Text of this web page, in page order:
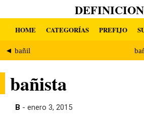
HOME CATEGORÍAS PREFIJO
◄ bañil
bañista
B - enero 3, 2015